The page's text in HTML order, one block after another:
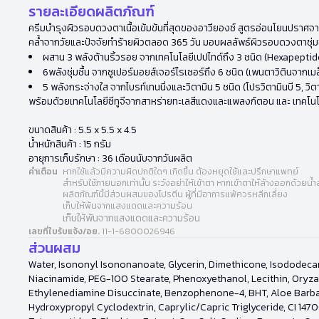
รายละเอียดผลิตภัณฑ์
ครีมบำรุงผิวรอบดวงตาเนื้อเข้มข้นที่สุดของอาวียองซ์ สูตรอ่อนโยนปราศ
คล้ำจากวัยและปัจจัยทำร้ายผิวตลอด 365 วัน มอบผลลัพธ์ผิวรอบดวงตา
ผสาน 3 พลังต้านริ้วรอย จากเทคโนโลยีเปปไทด์ถึง 3 ชนิด
6พลังชุ่มชื้น จากซูเปอร์มอยส์เจอร์ไรเซอร์ถึง 6 ชนิด (เพนตาวิตินจากเ
5 พลังกระจ่างใส จากไบรท์เทนนิ่งและวิตามิน 5 ชนิด (โปรวิตามินบี 5, วิ
พร้อมด้วยเทคโนโลยีซีทูจีจากสาหร่ายทะเลสีแดงและแพลงก์ตอน และ เทค
ขนาดสินค้า : 5.5 x 5.5 x 4.5
น้ำหนักสินค้า : 15 กรัม
อายุการเก็บรักษา : 36 เดือนนับจากวันผลิต
คำเตือน หากใช้แล้วมีความผิดปกติใดๆ เกิดขึ้น ต้องหยุดใช้และปรึกษาแพทย์
สำหรับใช้ภายนอกเท่านั้น ระวังอย่าให้เข้าตา หากเข้าตาให้ล้างออกด้วยน้ำ
ผลิตภัณฑ์นี้มีส่วนผสมของโปรตีน ผู้ที่มีอาการแพ้ควรหลีกเลี่ยง
เก็บให้พ้นจากแสงแดดและความร้อน
เก็บให้พ้นจากแสงแดดและความร้อน
เลขที่ใบรับแจ้ง/อย. 11-1-6800026946
ส่วนผสม
Water, Isononyl Isononanoate, Glycerin, Dimethicone,
Niacinamide, PEG-100 Stearate, Phenoxyethanol, Lecithin,
Ethylenediamine Disuccinate, Benzophenone-4, BHT, Aloe
Hydroxypropyl Cyclodextrin, Caprylic/Capric Triglyceride, CI